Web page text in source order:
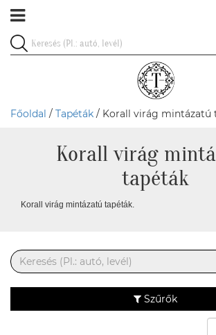
Főoldal / Tapéták / Korall virág mintázatú
Korall virág
tapéták
Korall virág mintázatú tapéták.
Szűrők